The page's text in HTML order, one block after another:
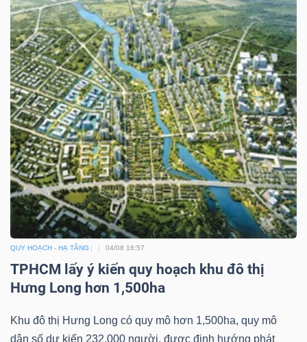
QUY HOẠCH - HẠ TẦNG 04/08 16:57
TPHCM lấy ý kiến quy hoạch khu đô thị
Hưng Long hơn 1,500ha
Khu đô thị Hưng Long có quy mô hơn 1,500ha, quy mô
dân số dự kiến 232,000 người, được định hướng phát
DỊCH
VỤ
TRUYỀN
THÔNG
TIỆN
ÍCH
BẤT
SẢN